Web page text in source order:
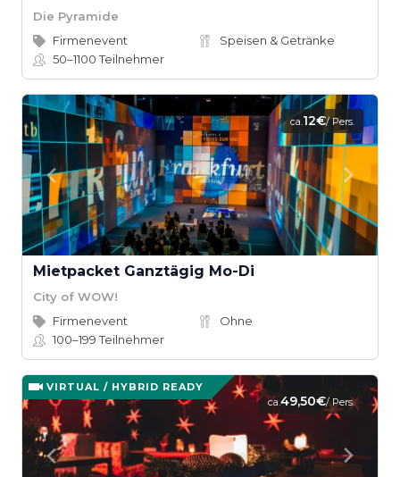
Die Pyramide
Firmenevent
Speisen & Getränke
50–1100Teilnehmer
ca.12€/ Pers.
Mietpacket Ganztägig Mo-Di
City of WOW!
Firmenevent
Ohne
100–199Teilnehmer
VIRTUAL / HYBRID READY
ca.49,50€/ Pers.